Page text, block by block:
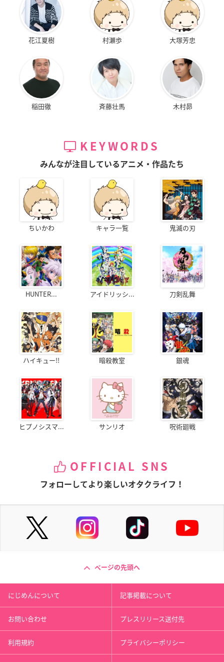
花江夏樹 村瀬歩 大塚芳忠
稲田徹 斉藤壮馬 木村昴
KEYWORDS
みんなが注目しているアニメ・作品たち
ちいかわ キャラ一覧 鬼滅の刃
HUNTER... アイドリッシ... 刀剣乱舞
ハイキュー!! 暗殺教室 銀魂
ヒプノシスマ... サンリオ 呪術廻戦
OFFICIAL SNS
フォローしてより楽しいオタクライフ！
ページの先頭へ
にじめんについて 記事掲載について
お問い合わせ プレスリリース送付先
利用規約 プライバシーポリシー